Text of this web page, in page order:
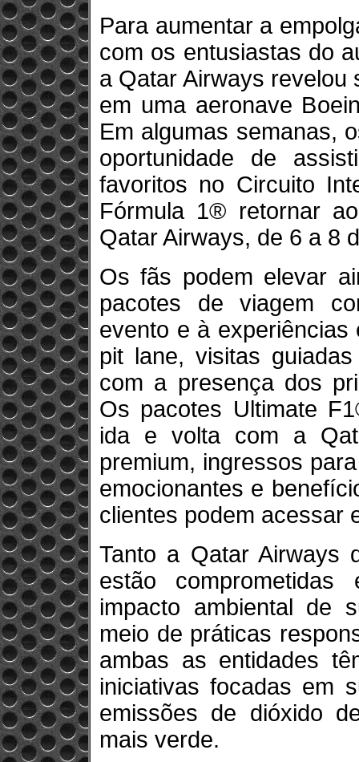
Para aumentar a
com os entusiastas do
a Qatar Airways
em uma aeronave
Em algumas semanas,
oportunidade de
favoritos no Circuito
Fórmula 1® retornar
Qatar Airways, de 6 a 8
Os fãs podem elevar
pacotes de viagem
evento e à
pit lane, visitas
com a presença dos
Os pacotes Ultimate
ida e volta com a
premium, ingressos
emocionantes e
clientes podem acessar
Tanto a Qatar Airways
estão
impacto ambiental de
meio de práticas
ambas as entidades
iniciativas focadas em
emissões de dióxido
mais verde.